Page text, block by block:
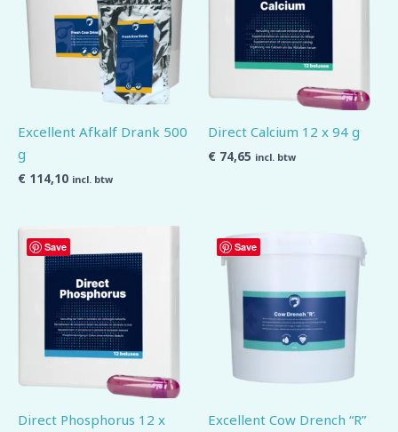
Excellent Afkalf Drank 500
g
€ 114,10 incl. btw
Direct Calcium 12 x 94 g
€ 74,65 incl. btw
Save
Direct Phosphorus 12 x
Save
Excellent Cow Drench “R”